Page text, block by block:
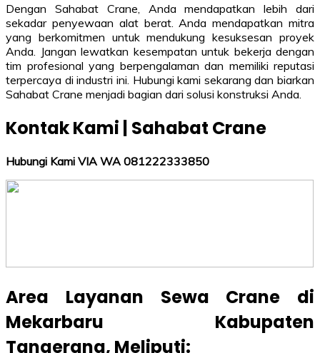
Dengan Sahabat Crane, Anda mendapatkan lebih dari
sekadar penyewaan alat berat. Anda mendapatkan mitra
yang berkomitmen untuk mendukung kesuksesan proyek
Anda. Jangan lewatkan kesempatan untuk bekerja dengan
tim profesional yang berpengalaman dan memiliki reputasi
terpercaya di industri ini. Hubungi kami sekarang dan biarkan
Sahabat Crane menjadi bagian dari solusi konstruksi Anda.
Kontak Kami | Sahabat Crane
Hubungi Kami VIA WA 081222333850
Area Layanan Sewa Crane di
Mekarbaru Kabupaten
Tangerang, Meliputi: